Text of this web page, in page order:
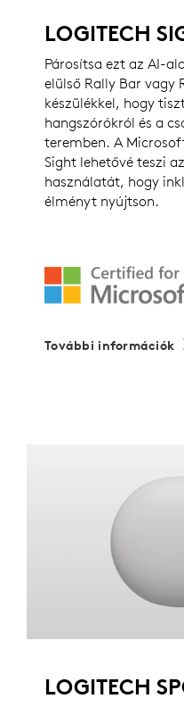
LOGITECH
Párosítsa ezt az AI-
elülső Rally Bar vagy
készülékkel, hogy
hangszórókról és a
teremben. A
Sight lehetővé teszi
használatát, hogy
élményt nyújtson.
További információk
LOGITECH